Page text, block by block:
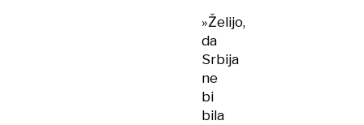
»Želijo,
da
Srbija
ne
bi
bila